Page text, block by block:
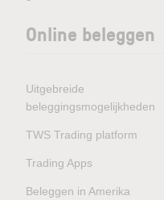
Online beleggen
Uitgebreide
beleggingsmogelijkheden
TWS Trading platform
Trading Apps
Beleggen in Amerika